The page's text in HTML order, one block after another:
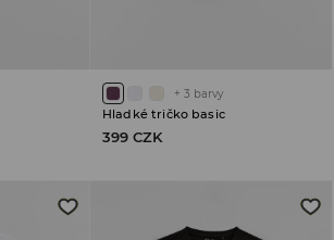
+ 3 barvy
Hladké tričko basic
399 CZK